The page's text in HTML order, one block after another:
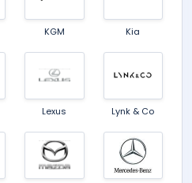
KGM Kia
Lexus Lynk & Co